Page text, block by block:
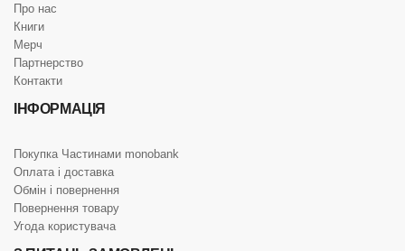
Про нас
Книги
Мерч
Партнерство
Контакти
ІНФОРМАЦІЯ
Покупка Частинами monobank
Оплата і доставка
Обмін і повернення
Повернення товару
Угода користувача